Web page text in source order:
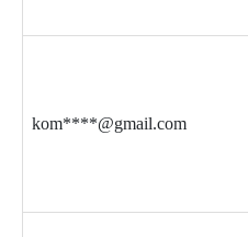
kom****@gmail.com